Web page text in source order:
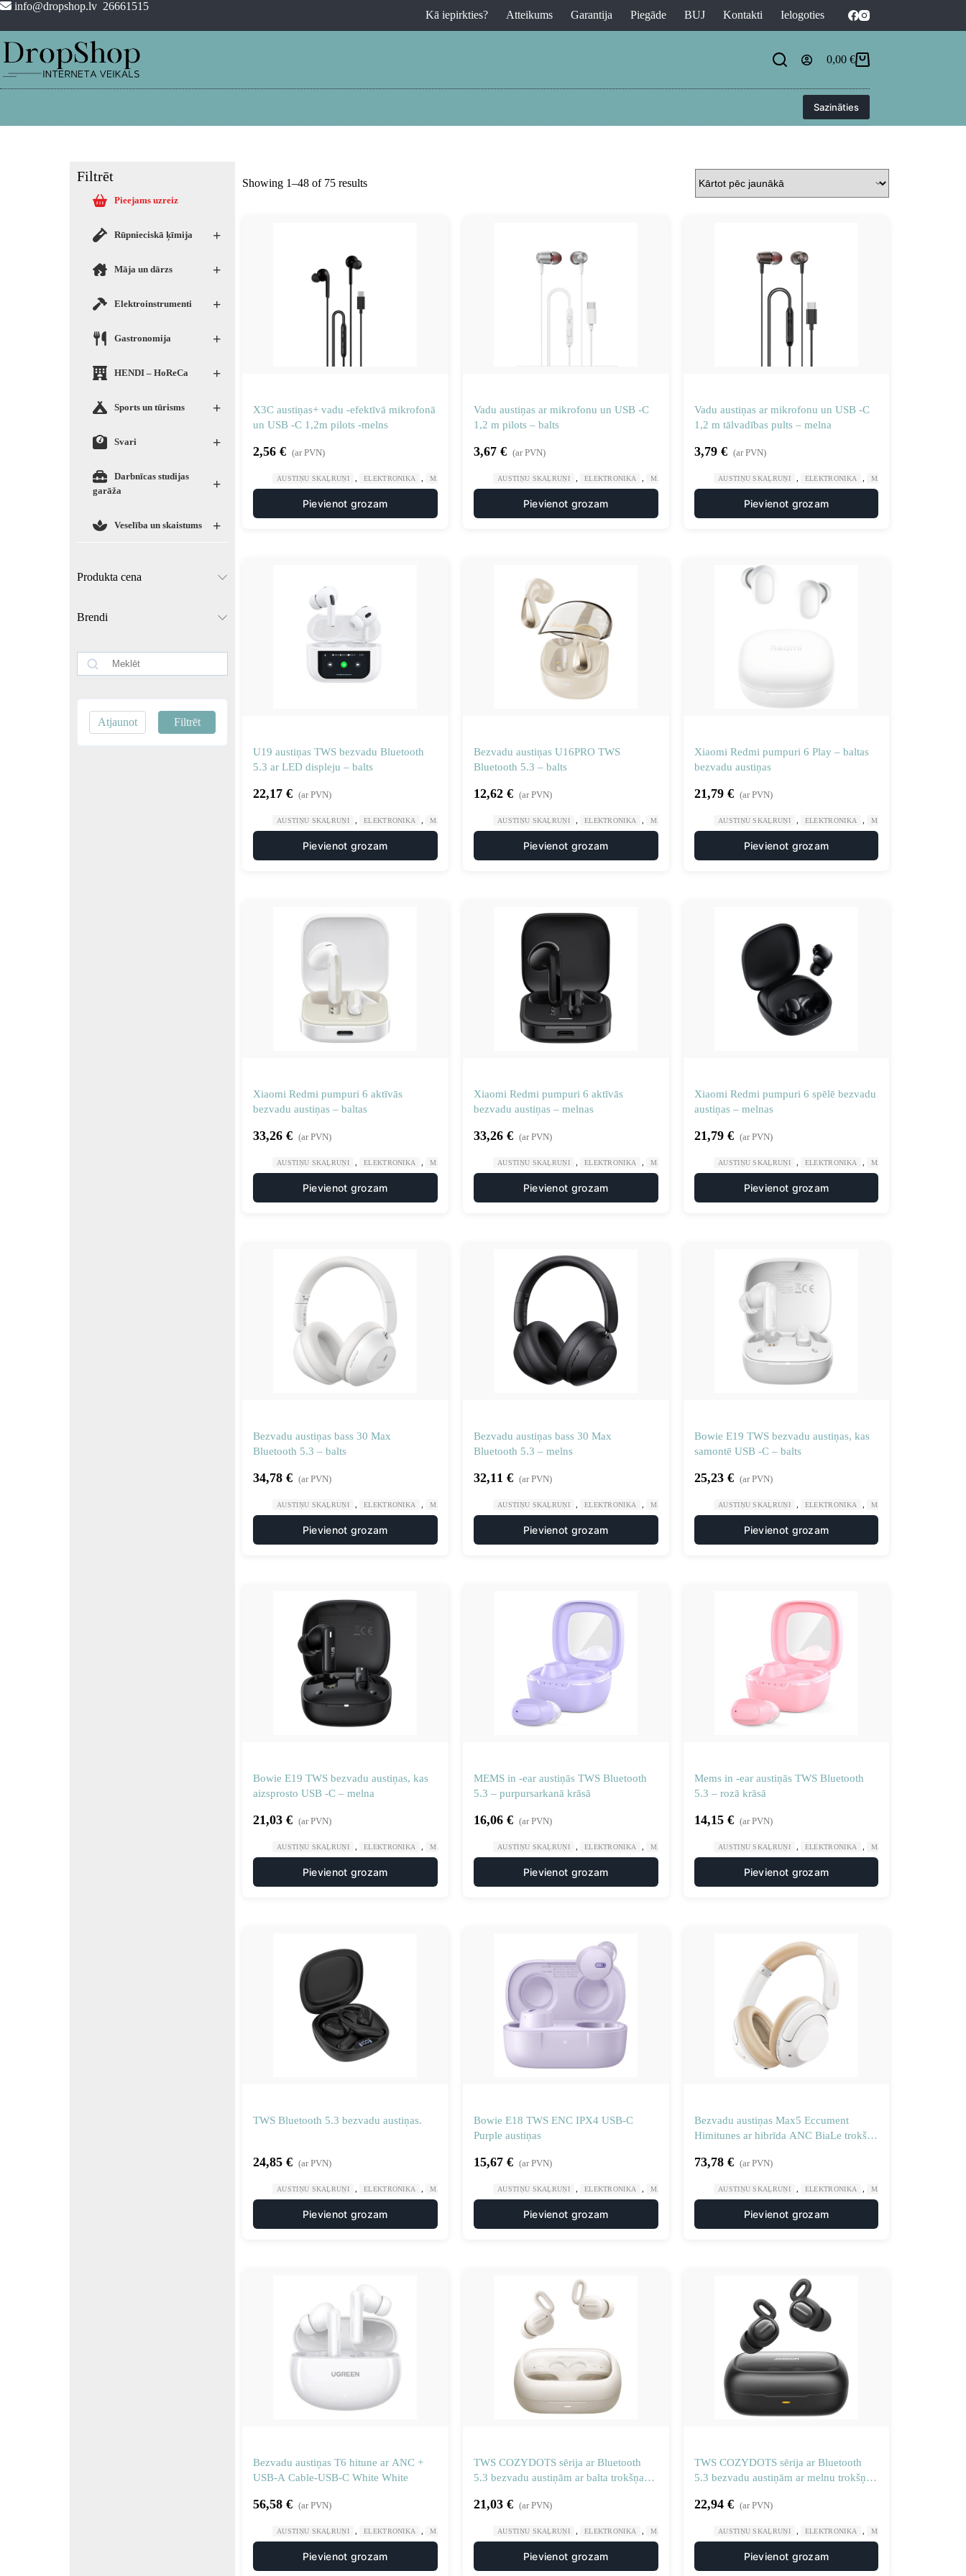
info@dropshop.lv 26661515
Kā iepirkties? Atteikums Garantija Piegāde BUJ Kontakti Ielogoties
0,00 €
Sazināties
Filtrēt
Pieejams uzreiz
+
Rūpnieciskā ķīmija
+
Māja un dārzs
+
Elektroinstrumenti
+
Gastronomija
+
HENDI – HoReCa
+
Sports un tūrisms
+
Svari
+
Darbnīcas studijas
garāža
+
Veselība un skaistums
Produkta cena
Brendi
Filtrēt
Atjaunot
Showing 1–48 of 75 results
X3C austiņas+ vadu -efektīvā mikrofonā
un USB -C 1,2m pilots -melns
2,56 € (ar PVN)
AUSTIŅU SKAĻRUŅI ELEKTRONIKA MĀJA UN DĀRZS
Pievienot grozam
Vadu austiņas ar mikrofonu un USB -C
1,2 m pilots – balts
3,67 € (ar PVN)
AUSTIŅU SKAĻRUŅI ELEKTRONIKA MĀJA UN DĀRZS
Pievienot grozam
Vadu austiņas ar mikrofonu un USB -C
1,2 m tālvadības pults – melna
3,79 € (ar PVN)
AUSTIŅU SKAĻRUŅI ELEKTRONIKA MĀJA UN DĀRZS
Pievienot grozam
U19 austiņas TWS bezvadu Bluetooth
5.3 ar LED displeju – balts
22,17 € (ar PVN)
AUSTIŅU SKAĻRUŅI ELEKTRONIKA MĀJA UN DĀRZS
Pievienot grozam
Bezvadu austiņas U16PRO TWS
Bluetooth 5.3 – balts
12,62 € (ar PVN)
AUSTIŅU SKAĻRUŅI ELEKTRONIKA MĀJA UN DĀRZS
Pievienot grozam
Xiaomi Redmi pumpuri 6 Play – baltas
bezvadu austiņas
21,79 € (ar PVN)
AUSTIŅU SKAĻRUŅI ELEKTRONIKA MĀJA UN DĀRZS
Pievienot grozam
Xiaomi Redmi pumpuri 6 aktīvās
bezvadu austiņas – baltas
33,26 € (ar PVN)
AUSTIŅU SKAĻRUŅI ELEKTRONIKA MĀJA UN DĀRZS
Pievienot grozam
Xiaomi Redmi pumpuri 6 aktīvās
bezvadu austiņas – melnas
33,26 € (ar PVN)
AUSTIŅU SKAĻRUŅI ELEKTRONIKA MĀJA UN DĀRZS
Pievienot grozam
Xiaomi Redmi pumpuri 6 spēlē bezvadu
austiņas – melnas
21,79 € (ar PVN)
AUSTIŅU SKAĻRUŅI ELEKTRONIKA MĀJA UN DĀRZS
Pievienot grozam
Bezvadu austiņas bass 30 Max
Bluetooth 5.3 – balts
34,78 € (ar PVN)
AUSTIŅU SKAĻRUŅI ELEKTRONIKA MĀJA UN DĀRZS
Pievienot grozam
Bezvadu austiņas bass 30 Max
Bluetooth 5.3 – melns
32,11 € (ar PVN)
AUSTIŅU SKAĻRUŅI ELEKTRONIKA MĀJA UN DĀRZS
Pievienot grozam
Bowie E19 TWS bezvadu austiņas, kas
samontē USB -C – balts
25,23 € (ar PVN)
AUSTIŅU SKAĻRUŅI ELEKTRONIKA MĀJA UN DĀRZS
Pievienot grozam
Bowie E19 TWS bezvadu austiņas, kas
aizsprosto USB -C – melna
21,03 € (ar PVN)
AUSTIŅU SKAĻRUŅI ELEKTRONIKA MĀJA UN DĀRZS
Pievienot grozam
MEMS in -ear austiņās TWS Bluetooth
5.3 – purpursarkanā krāsā
16,06 € (ar PVN)
AUSTIŅU SKAĻRUŅI ELEKTRONIKA MĀJA UN DĀRZS
Pievienot grozam
Mems in -ear austiņās TWS Bluetooth
5.3 – rozā krāsā
14,15 € (ar PVN)
AUSTIŅU SKAĻRUŅI ELEKTRONIKA MĀJA UN DĀRZS
Pievienot grozam
TWS Bluetooth 5.3 bezvadu austiņas.
24,85 € (ar PVN)
AUSTIŅU SKAĻRUŅI ELEKTRONIKA MĀJA UN DĀRZS
Pievienot grozam
Bowie E18 TWS ENC IPX4 USB-C
Purple austiņas
15,67 € (ar PVN)
AUSTIŅU SKAĻRUŅI ELEKTRONIKA MĀJA UN DĀRZS
Pievienot grozam
Bezvadu austiņas Max5 Eccument
Himitunes ar hibrīda ANC BiaLe trokšņa
73,78 € (ar PVN)
AUSTIŅU SKAĻRUŅI ELEKTRONIKA MĀJA UN DĀRZS
Pievienot grozam
Bezvadu austiņas T6 hitune ar ANC +
USB-A Cable-USB-C White White
56,58 € (ar PVN)
AUSTIŅU SKAĻRUŅI ELEKTRONIKA MĀJA UN DĀRZS
Pievienot grozam
TWS COZYDOTS sērija ar Bluetooth
5.3 bezvadu austiņām ar balta trokšņa
21,03 € (ar PVN)
AUSTIŅU SKAĻRUŅI ELEKTRONIKA MĀJA UN DĀRZS
Pievienot grozam
TWS COZYDOTS sērija ar Bluetooth
5.3 bezvadu austiņām ar melnu trokšņa
22,94 € (ar PVN)
AUSTIŅU SKAĻRUŅI ELEKTRONIKA MĀJA UN DĀRZS
Pievienot grozam